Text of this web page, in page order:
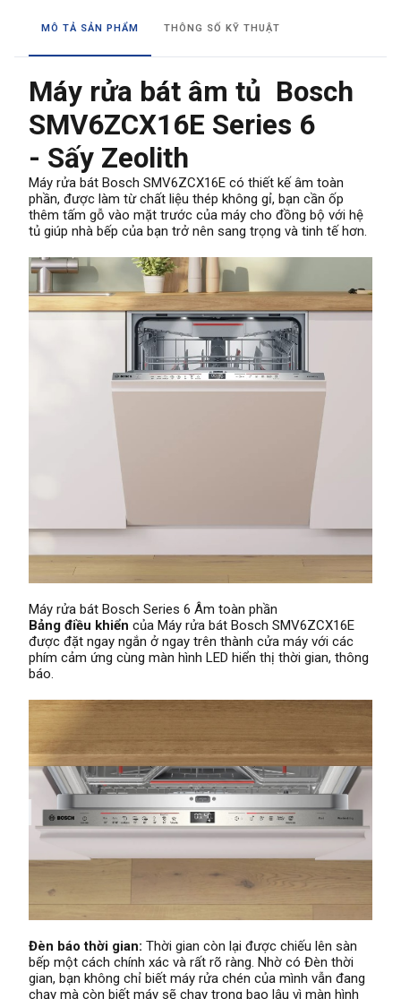
MÔ TẢ SẢN PHẨM THÔNG SỐ KỸ THUẬT
Máy rửa bát âm tủ Bosch
SMV6ZCX16E Series 6
- Sấy Zeolith
Máy rửa bát Bosch SMV6ZCX16E có thiết kế âm toàn
phần, được làm từ chất liệu thép không gỉ, bạn cần ốp
thêm tấm gỗ vào mặt trước của máy cho đồng bộ với hệ
tủ giúp nhà bếp của bạn trở nên sang trọng và tinh tế hơn.
Máy rửa bát Bosch Series 6 Âm toàn phần
Bảng điều khiển của Máy rửa bát Bosch SMV6ZCX16E
được đặt ngay ngắn ở ngay trên thành cửa máy với các
phím cảm ứng cùng màn hình LED hiển thị thời gian, thông
báo.
Đèn báo thời gian: Thời gian còn lại được chiếu lên sàn
bếp một cách chính xác và rất rõ ràng. Nhờ có Đèn thời
gian, bạn không chỉ biết máy rửa chén của mình vẫn đang
chạy mà còn biết máy sẽ chạy trong bao lâu vì màn hình